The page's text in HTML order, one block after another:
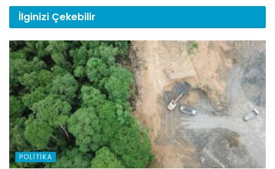
İlginizi Çekebilir
POLITIKA